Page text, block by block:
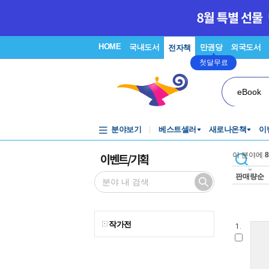
HOME 국내도서 전자책 만권당
첫달무료
외국도서
eBook
분야보기 베스트셀러 새로나온책 이
이벤트/기획
작가전
이 분야에 8
판매량순
1.